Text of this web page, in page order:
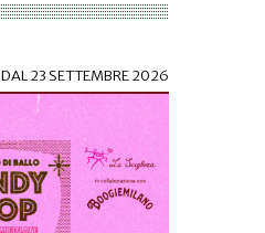
DAL23 SETTEMBRE 2026